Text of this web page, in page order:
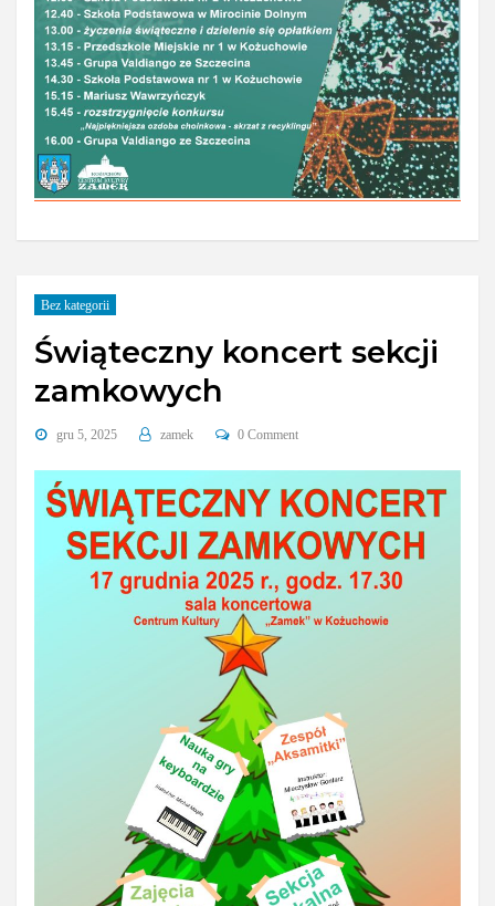
Bez kategorii
Świąteczny koncert sekcji
zamkowych
gru 5, 2025 zamek 0 Comment